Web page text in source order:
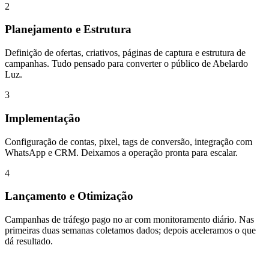
2
Planejamento e Estrutura
Definição de ofertas, criativos, páginas de captura e estrutura de
campanhas. Tudo pensado para converter o público de Abelardo
Luz.
3
Implementação
Configuração de contas, pixel, tags de conversão, integração com
WhatsApp e CRM. Deixamos a operação pronta para escalar.
4
Lançamento e Otimização
Campanhas de tráfego pago no ar com monitoramento diário. Nas
primeiras duas semanas coletamos dados; depois aceleramos o que
dá resultado.